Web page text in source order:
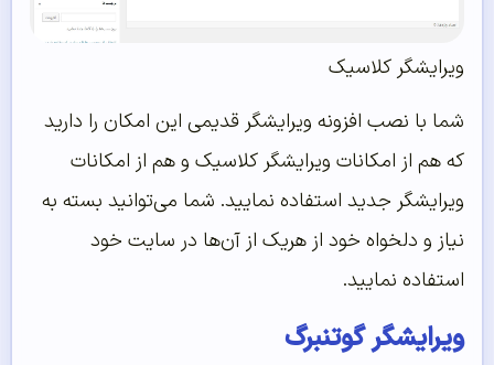
ویرایشگر کلاسیک
شما با نصب افزونه ویرایشگر قدیمی این امکان را دارید
که هم از امکانات ویرایشگر کلاسیک و هم از امکانات
ویرایشگر جدید استفاده نمایید. شما می‌توانید بسته به
نیاز و دلخواه خود از هریک از آن‌ها در سایت خود
استفاده نمایید.
ویرایشگر گوتنبرگ